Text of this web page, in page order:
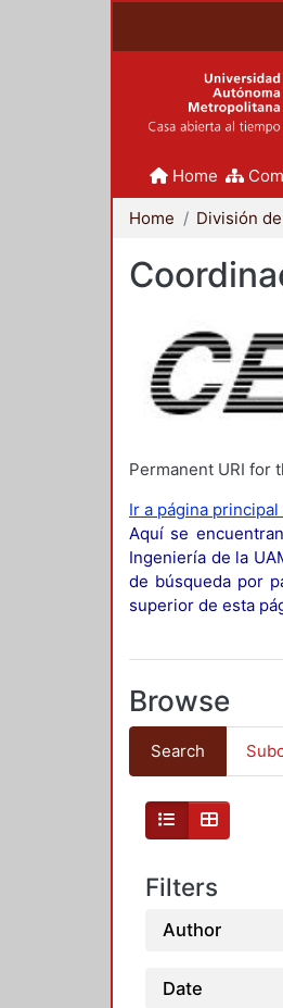
Home
Home
Permanent URI for
Ir a página
Aquí se
Ingeniería de la
de búsqueda por
superior de esta
Browse
Search
Filters
Author
Date